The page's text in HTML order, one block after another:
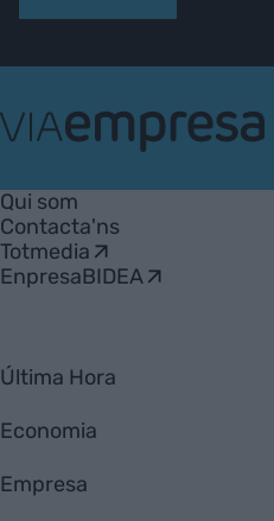
Empresa
Qui som
Contacta'ns
Totmedia
EnpresaBIDEA
Última Hora
Economia
Empresa